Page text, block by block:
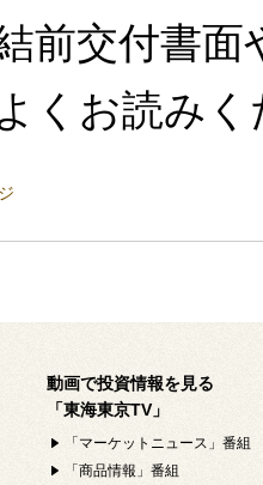
前交付書
くお読みく
動画で投資情報を見る
「東海東京TV」
「マーケットニュース」番組
「商品情報」番組